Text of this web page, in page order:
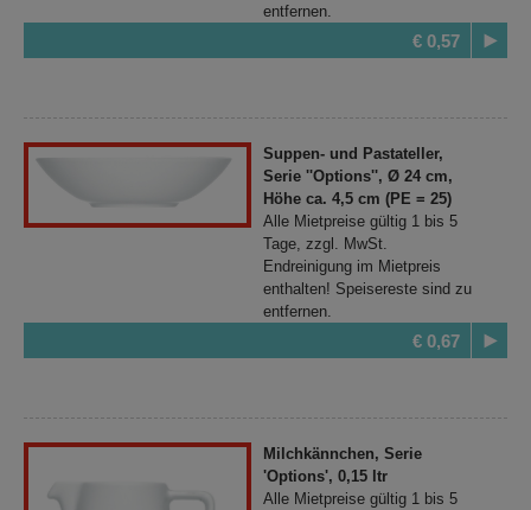
entfernen.
€ 0,57
Suppen- und Pastateller,
Serie ''Options'', Ø 24 cm,
Höhe ca. 4,5 cm (PE = 25)
Alle Mietpreise gültig 1 bis 5
Tage, zzgl. MwSt.
Endreinigung im Mietpreis
enthalten! Speisereste sind zu
entfernen.
€ 0,67
Milchkännchen, Serie
'Options', 0,15 ltr
Alle Mietpreise gültig 1 bis 5